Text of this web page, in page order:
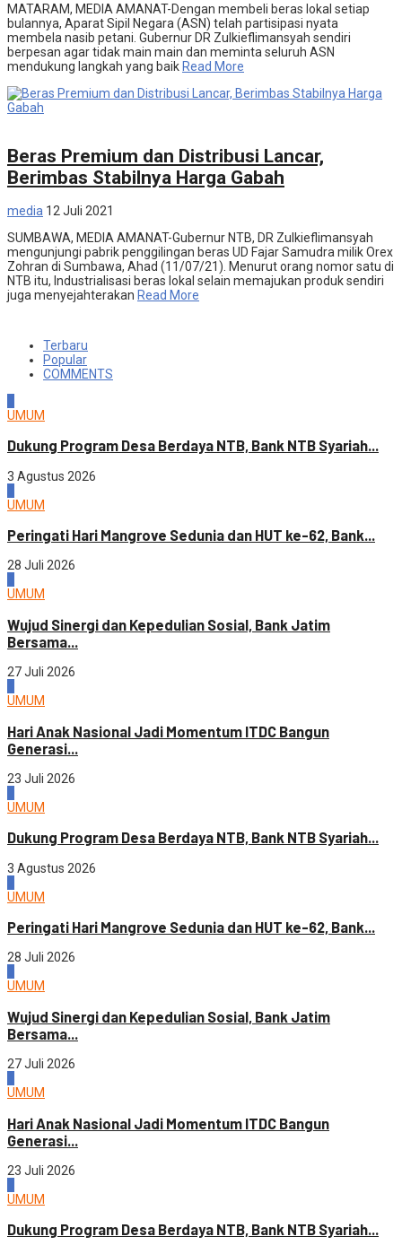
MATARAM, MEDIA AMANAT-Dengan membeli beras lokal setiap
bulannya, Aparat Sipil Negara (ASN) telah partisipasi nyata
membela nasib petani. Gubernur DR Zulkieflimansyah sendiri
berpesan agar tidak main main dan meminta seluruh ASN
mendukung langkah yang baik Read More
Beras Premium dan Distribusi Lancar,
Berimbas Stabilnya Harga Gabah
media 12 Juli 2021
SUMBAWA, MEDIA AMANAT-Gubernur NTB, DR Zulkieflimansyah
mengunjungi pabrik penggilingan beras UD Fajar Samudra milik Orex
Zohran di Sumbawa, Ahad (11/07/21). Menurut orang nomor satu di
NTB itu, Industrialisasi beras lokal selain memajukan produk sendiri
juga menyejahterakan Read More
Terbaru
Popular
COMMENTS
UMUM
Dukung Program Desa Berdaya NTB, Bank NTB Syariah...
3 Agustus 2026
UMUM
Peringati Hari Mangrove Sedunia dan HUT ke-62, Bank...
28 Juli 2026
UMUM
Wujud Sinergi dan Kepedulian Sosial, Bank Jatim
Bersama...
27 Juli 2026
UMUM
Hari Anak Nasional Jadi Momentum ITDC Bangun
Generasi...
23 Juli 2026
UMUM
Dukung Program Desa Berdaya NTB, Bank NTB Syariah...
3 Agustus 2026
UMUM
Peringati Hari Mangrove Sedunia dan HUT ke-62, Bank...
28 Juli 2026
UMUM
Wujud Sinergi dan Kepedulian Sosial, Bank Jatim
Bersama...
27 Juli 2026
UMUM
Hari Anak Nasional Jadi Momentum ITDC Bangun
Generasi...
23 Juli 2026
UMUM
Dukung Program Desa Berdaya NTB, Bank NTB Syariah...